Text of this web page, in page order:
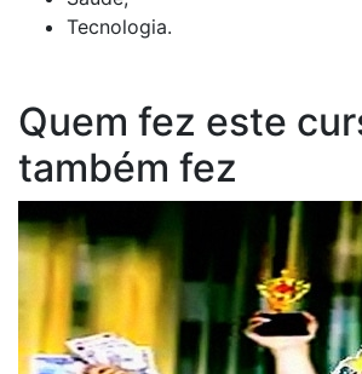
Tecnologia.
Quem fez este
também fez